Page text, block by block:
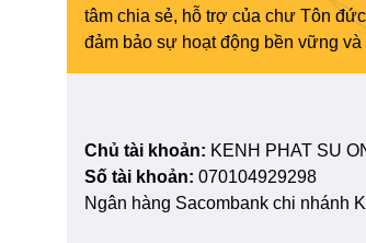
tâm chia sẻ, hỗ trợ của chư Tôn
đảm bảo sự hoạt động bền vững và
Chủ tài khoản: KENH PHAT SU
Số tài khoản: 070104929298
Ngân hàng Sacombank chi nhánh